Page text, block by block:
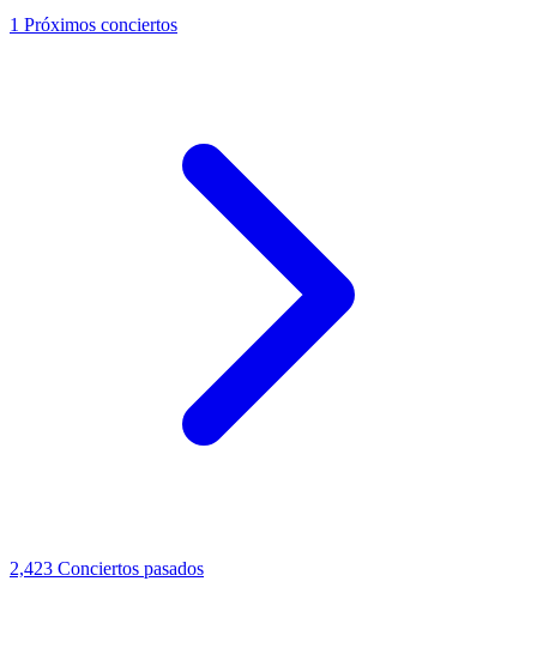
1 Próximos conciertos
2,423 Conciertos pasados